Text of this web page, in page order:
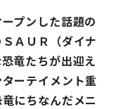
プンした話題の
ＡＵＲ（ダイナ
竜たちが出迎え
ーテイメント重
にちなんだメニ